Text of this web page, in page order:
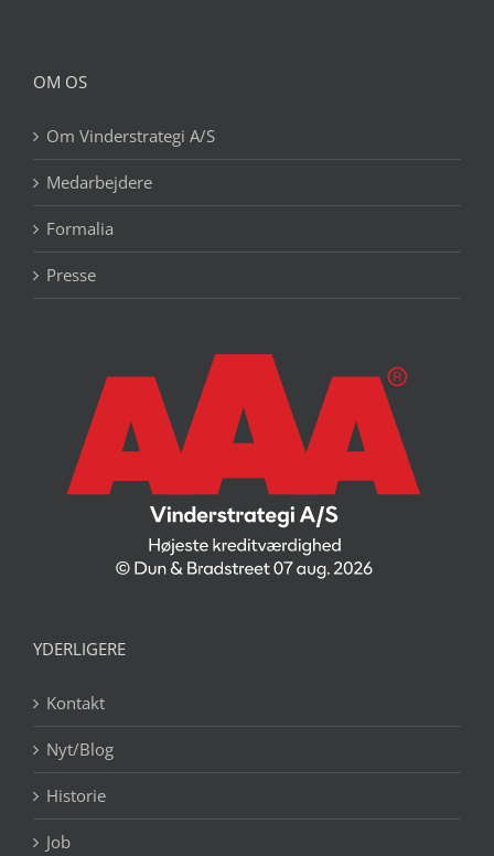
OM OS
Om Vinderstrategi A/S
Medarbejdere
Formalia
Presse
YDERLIGERE
Kontakt
Nyt/Blog
Historie
Job